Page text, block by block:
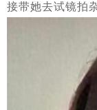
接带她去试镜拍